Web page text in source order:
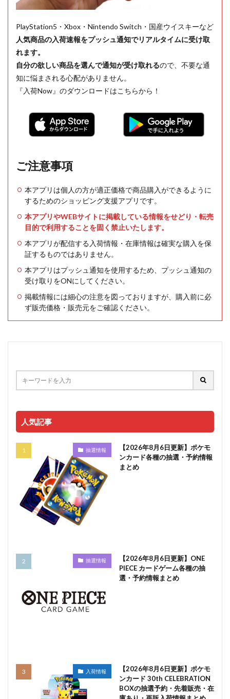
PlayStation5・Xbox・Nintendo Switch・国産ウイスキーなど
人気商品の入荷速報をプッシュ通知でリアルタイムに受け取
れます。
自分の欲しい商品を選んで通知が受け取れるので、不要な通
知に悩まされる心配がありません。
『入荷Now』のダウンロードはこちらから！
ご注意事項
本アプリは個人の方が適正価格で商品購入ができるように
するためのショッピング支援アプリです。
本アプリやWEBサイトに掲載している情報をせどり・転売
目的で利用することを固く禁止いたします。
本アプリが配信する入荷情報・在庫情報は確実な購入を保
証するものではありません。
本アプリはプッシュ通知を使用するため、プッシュ通知の
受け取りをONにしてください。
掲載情報には細心の注意を図っておりますが、購入前に必
ず販売価格・販売元をご確認ください。
人気記事
抽選情報
【2026年8月6日更新】ポケモ
ンカード各種の抽選・予約情報
まとめ
抽選情報
【2026年8月6日更新】ONE
PIECE カードゲーム各種の抽
選・予約情報まとめ
入荷情報
【2026年8月6日更新】ポケモ
ンカード 30th CELEBRATION
BOXの抽選予約・先着販売・在